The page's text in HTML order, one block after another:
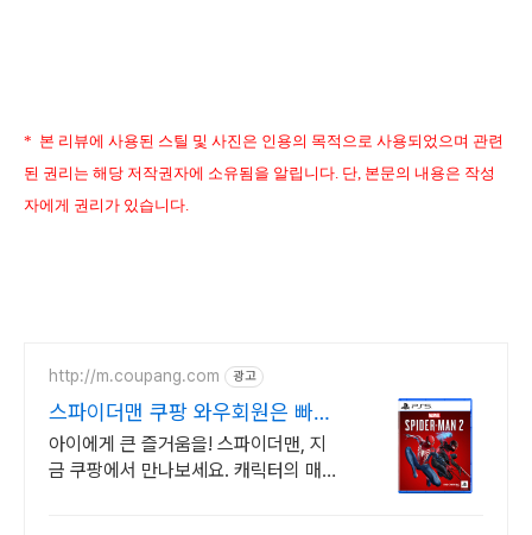
* 본 리뷰에 사용된 스틸 및 사진은 인용의 목적으로 사용되었 으며 관련
된 권리는 해당 저작권자에 소유됨을 알립니다. 단, 본문의 내용은 작성
자에게 권리가 있습니다.
http://m.coupang.com 광고
스파이더맨 쿠팡 와우회원은 빠른
로켓배송
아이에게 큰 즐거움을! 스파이더맨, 지
금 쿠팡에서 만나보세요. 캐릭터의 매력